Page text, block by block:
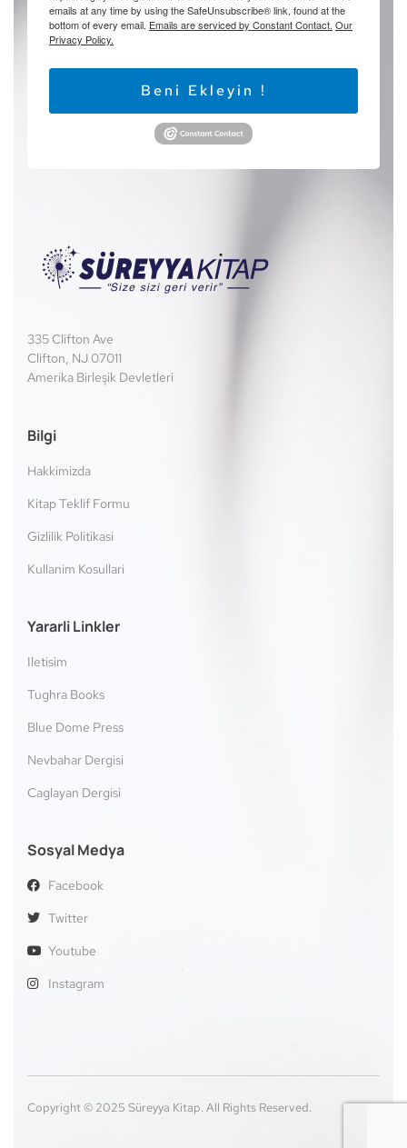
emails at any time by using the SafeUnsubscribe® link, found at the
bottom of every email. Emails are serviced by Constant Contact. Our
Privacy Policy.
Beni Ekleyin !
335 Clifton Ave
Clifton, NJ 07011
Amerika Birleşik Devletleri
Bilgi
Hakkimizda
Kitap Teklif Formu
Gizlilik Politikasi
Kullanim Kosullari
Yararli Linkler
Iletisim
Tughra Books
Blue Dome Press
Nevbahar Dergisi
Caglayan Dergisi
Sosyal Medya
Facebook
Twitter
Youtube
Instagram
Copyright © 2025 Süreyya Kitap. All Rights Reserved.